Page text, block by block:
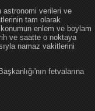
astronomi verileri ve
tam olarak
enlem ve boylam
ve saatte o noktaya
namaz vakitlerini
fetvalarına